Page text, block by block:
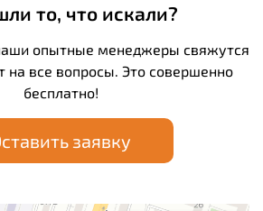
то, что искали?
опытные менеджеры свяжутся
на все вопросы. Это совершенно
бесплатно!
заявку